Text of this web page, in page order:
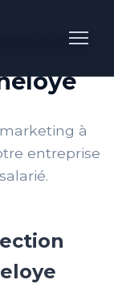
à
entreprise